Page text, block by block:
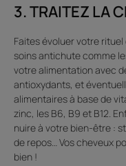
3. TRAITEZ LA
Faites évoluer votre
soins antichute comme
votre alimentation avec
antioxydants, et
alimentaires à base de
zinc, les B6, B9 et B12.
nuire à votre bien-être :
de repos… Vos cheveux
bien !